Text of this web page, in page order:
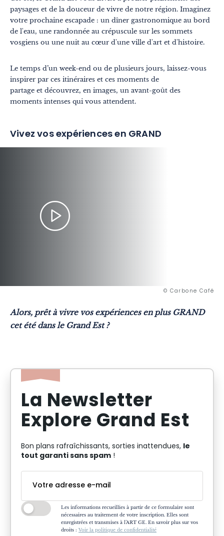
paysages et de la douceur de vivre de notre région. Imaginez
votre prochaine escapade : un dîner gastronomique au bord
de l'eau, une randonnée au crépuscule sur les sommets
vosgiens ou une nuit au cœur d'une ville d'art et d'histoire.
Le temps d’un week-end ou de plusieurs jours, laissez-vous
inspirer par ces itinéraires et ces moments de
partage et découvrez, en images, un avant-goût des
moments intenses qui vous attendent.
Vivez vos expériences en GRAND
© Carbone Café
Alors, prêt à vivre vos expériences en plus GRAND
cet été dans le Grand Est ?
La Newsletter
Explore Grand Est
Bon plans rafraîchissants, sorties inattendues, le
tout garanti sans spam !
Les informations recueillies à partir de ce formulaire sont
nécessaires au traitement de votre inscription. Elles sont
enregistrées et transmises à l’ART GE. En savoir plus sur vos
droits : Voir la politique de confidentialité